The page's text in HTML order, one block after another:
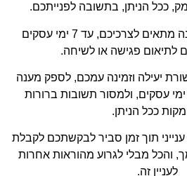
ככל הניתן, בתשובה לפנייתכם.
אנו מתחייבים לתת מענה מתאים לצרכיכם, עד 7 ימי עסקים
לתיאום פגישה או לשיחה.
יעילה וזמינה עמכם, לספק מענה
ראשוני לכל פנייה עד 2 ימי עסקים, ולמסור תשובות ברורות
ככל הניתן.
תוך זמן סביר לבקשתכם לקבלת
והכל מבלי לגרוע מהוראות אחרות
לעניין זה.